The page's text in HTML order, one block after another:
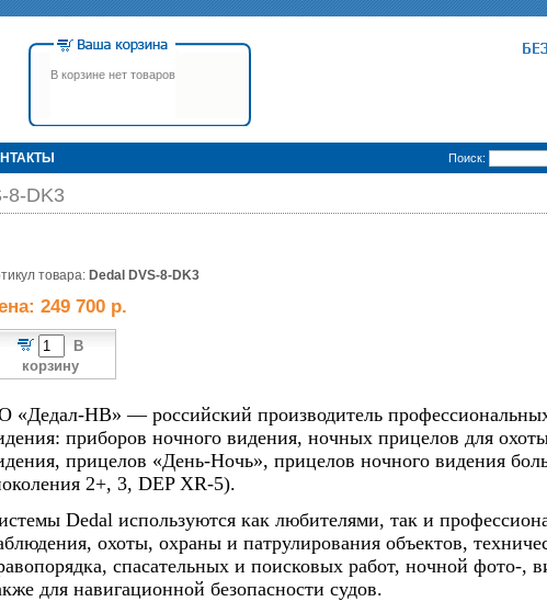
В корзине нет товаров
79 900 р.
ATN X-Sight-4k Pro,
день/ночь (до
трубка 30мм,
IOS/Android, до
6000Дж, 940гр.
395 000 р.
Поиск:
8-DK3
товара: Dedal DVS-8-DK3
249 700 р.
В
корзину
«Дедал-НВ» — российский производитель
приборов ночного видения, ночных прицелов для
прицелов «День-Ночь», прицелов ночного видения
2+, 3, DEP XR-5).
Dedal используются как любителями, так и
охоты, охраны и патрулирования объектов,
спасательных и поисковых работ, ночной фото-,
для навигационной безопасности судов.